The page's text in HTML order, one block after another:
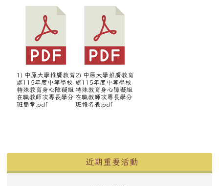
1) 中原大學推廣教育
處115年度中等學校
特殊教育身心障礙組
在職教師次專長學分
班簡章.pdf
2) 中原大學推廣教育
處115年度中等學校
特殊教育身心障礙組
在職教師次專長學分
班報名表.pdf
近期重要活動